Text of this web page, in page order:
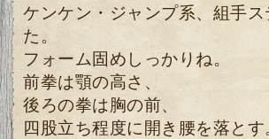
ケンケン・ジャンプ系、組手ス
た。
フォーム固めしっかりね。
前拳は顎の高さ、
後ろの拳は胸の前、
四股立ち程度に開き腰を落とす